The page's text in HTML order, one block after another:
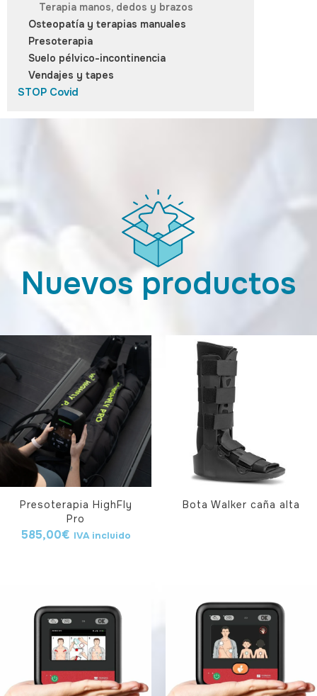
Terapia manos, dedos y brazos
Osteopatía y terapias manuales
Presoterapia
Suelo pélvico-incontinencia
Vendajes y tapes
STOP Covid
Nuevos productos
Presoterapia HighFly
Pro
585,00€ IVA incluido
Bota Walker caña alta